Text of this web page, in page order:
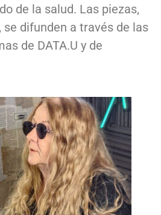
de la salud. Las piezas,
se difunden a través de las
de DATA.U y de